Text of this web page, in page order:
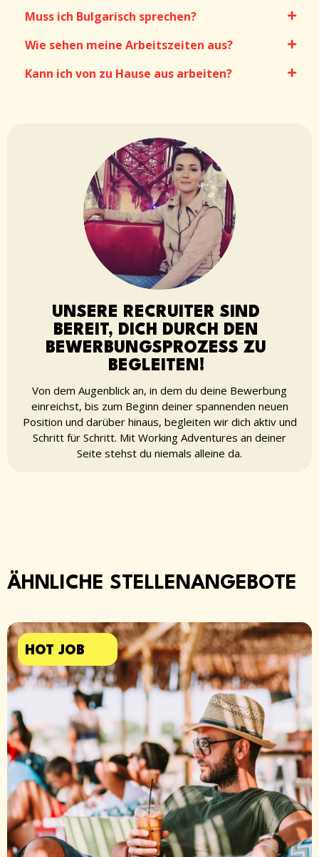
Muss ich Bulgarisch sprechen?
Wie sehen meine Arbeitszeiten aus?
Kann ich von zu Hause aus arbeiten?
UNSERE RECRUITER SIND
BEREIT, DICH DURCH DEN
BEWERBUNGSPROZESS ZU
BEGLEITEN!
Von dem Augenblick an, in dem du deine Bewerbung
einreichst, bis zum Beginn deiner spannenden neuen
Position und darüber hinaus, begleiten wir dich aktiv und
Schritt für Schritt. Mit Working Adventures an deiner
Seite stehst du niemals alleine da.
ÄHNLICHE STELLENANGEBOTE​
HOT JOB